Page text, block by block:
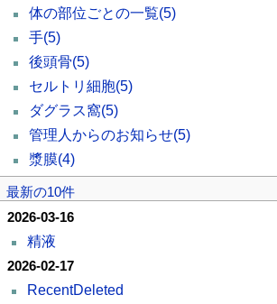
体の部位ごとの一覧(5)
手(5)
後頭骨(5)
セルトリ細胞(5)
ダグラス窩(5)
管理人からのお知らせ(5)
漿膜(4)
最新の10件
2026-03-16
精液
2026-02-17
RecentDeleted